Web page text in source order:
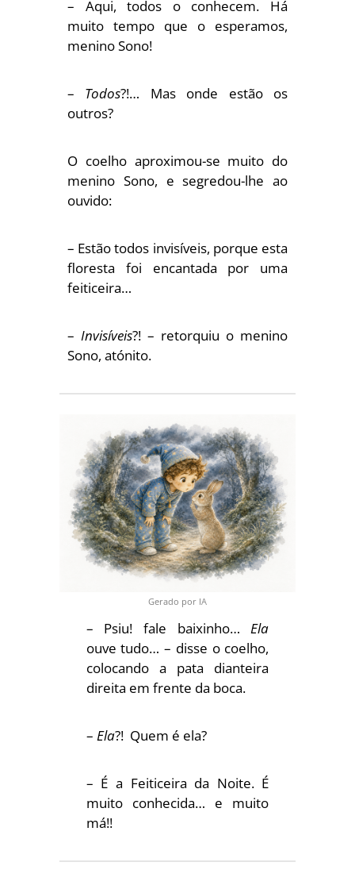
– Aqui, todos o conhecem. Há
muito tempo que o esperamos,
menino Sono!
– Todos?!… Mas onde estão os
outros?
O coelho aproximou-se muito do
menino Sono, e segredou-lhe ao
ouvido:
– Estão todos invisíveis, porque esta
floresta foi encantada por uma
feiticeira…
– Invisíveis?! – retorquiu o menino
Sono, atónito.
– Psiu! fale baixinho…Ela
ouve tudo… – disse o coelho,
colocando a pata dianteira
direita em frente da boca.
– Ela?! Quem é ela?
– É a Feiticeira da Noite. É
muito conhecida… e muito
má!!
Gerado por IA